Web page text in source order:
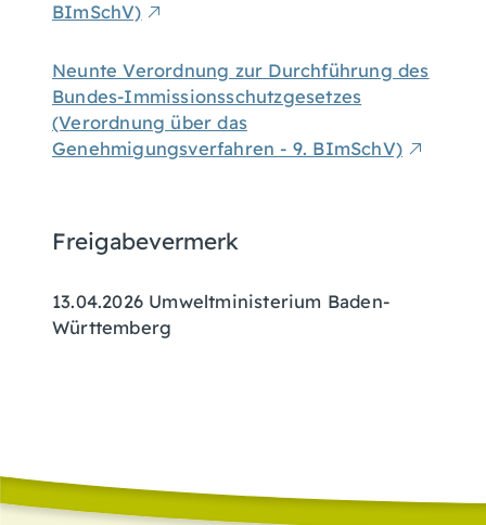
BImSchV)
Neunte Verordnung zur Durchführung des
Bundes-Immissionsschutzgesetzes
(Verordnung über das
Genehmigungsverfahren - 9. BImSchV)
Freigabevermerk
13.04.2026 Umweltministerium Baden-
Württemberg